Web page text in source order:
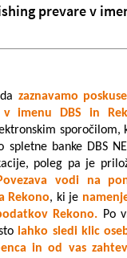
prevare v
zaznavamo
v imenu DBS in
sporočilom,
spletne banke DBS
poleg pa je
vodi na
Rekono, ki je
Rekono. Po
lahko sledi klic
in od vas